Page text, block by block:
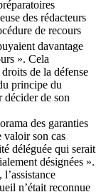
des rédacteurs
de recours
davantage
». Cela
de la défense
principe du
décider de son
des garanties
valoir son cas
déléguée qui serait
désignées ».
n’était reconnue